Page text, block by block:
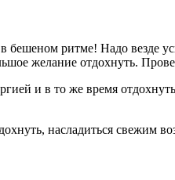
бешеном ритме! Надо везде
желание отдохнуть.
и в то же время
насладиться свежим